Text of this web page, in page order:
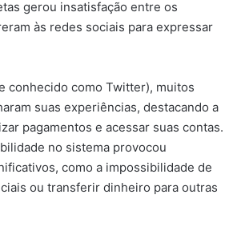
gerou insatisfação entre os
às redes sociais para expressar
conhecido como Twitter), muitos
suas experiências, destacando a
pagamentos e acessar suas contas.
no sistema provocou
como a impossibilidade de
ou transferir dinheiro para outras